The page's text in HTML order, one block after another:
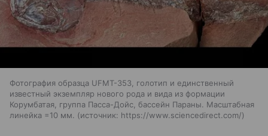
Фотография образца UFMT-353, голотип и единственный
известный экземпляр нового рода и вида из формации
Корумбатая, группа Пасса-Дойс, бассейн Параны. Масштабная
линейка =10 мм.
источник: https://www.sciencedirect.com/